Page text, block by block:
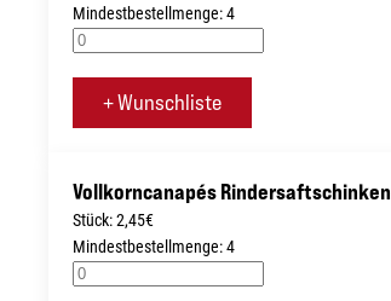
Mindestbestellmenge: 4
+ Wunschliste
Vollkorncanapés Rindersaftschinken
Stück: 2,45€
Mindestbestellmenge: 4